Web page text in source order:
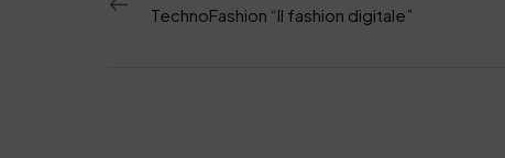
TechnoFashion “Il fashion digitale”